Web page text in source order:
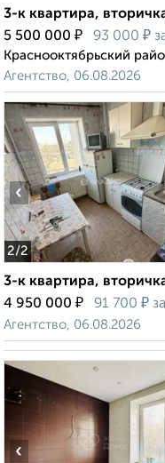
3-к квартира,
5 500 000 ₽ 93 000 ₽
Краснооктябрьский
Агентство, 06.08.2026
2/2
‹
3-к квартира,
4 950 000 ₽ 91 700 ₽
Агентство, 06.08.2026
‹